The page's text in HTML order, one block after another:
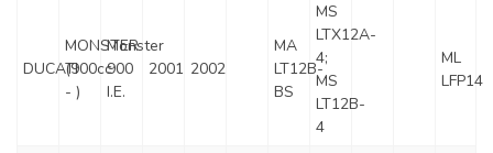
DUCATI
MONSTER
(900cc
- )
Monster
900
I.E.
2001 2002
MA
LT12B-
BS
MS
LTX12A-
4;
MS
LT12B-
4
ML
LFP14